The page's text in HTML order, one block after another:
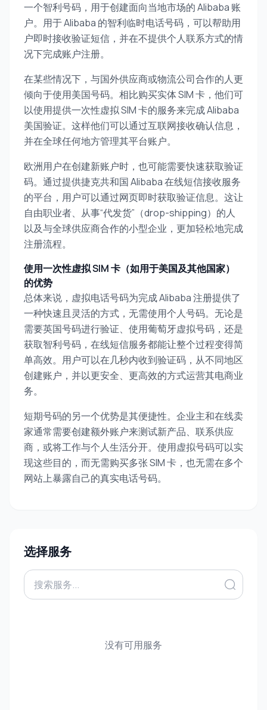
一个智利号码，用于创建面向当地市场的 Alibaba 账
户。用于 Alibaba 的智利临时电话号码，可以帮助用
户即时接收验证短信，并在不提供个人联系方式的情
况下完成账户注册。
在某些情况下，与国外供应商或物流公司合作的人更
倾向于使用美国号码。相比购买实体 SIM 卡，他们可
以使用提供一次性虚拟 SIM 卡的服务来完成 Alibaba
美国验证。这样他们可以通过互联网接收确认信息，
并在全球任何地方管理其平台账户。
欧洲用户在创建新账户时，也可能需要快速获取验证
码。通过提供捷克共和国 Alibaba 在线短信接收服务
的平台，用户可以通过网页即时获取验证信息。这让
自由职业者、从事“代发货”（drop-shipping）的人
以及与全球供应商合作的小型企业，更加轻松地完成
注册流程。
使用一次性虚拟 SIM 卡（如用于美国及其他国家）
的优势
总体来说，虚拟电话号码为完成 Alibaba 注册提供了
一种快速且灵活的方式，无需使用个人号码。无论是
需要英国号码进行验证、使用葡萄牙虚拟号码，还是
获取智利号码，在线短信服务都能让整个过程变得简
单高效。用户可以在几秒内收到验证码，从不同地区
创建账户，并以更安全、更高效的方式运营其电商业
务。
短期号码的另一个优势是其便捷性。企业主和在线卖
家通常需要创建额外账户来测试新产品、联系供应
商，或将工作与个人生活分开。使用虚拟号码可以实
现这些目的，而无需购买多张 SIM 卡，也无需在多个
网站上暴露自己的真实电话号码。
选择服务
没有可用服务